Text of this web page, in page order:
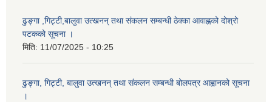
ढुङ्गा ,गिट्टी,बालुवा उत्खनन् तथा संकलन सम्बन्धी ठेक्का आवाह्नको दोश्रो
पटकको सूचना ।
मिति: 11/07/2025 - 10:25
ढुङ्गा, गिट्टी, बालुवा उत्खनन् तथा संकलन सम्बन्धी बोलपत्र आह्वानको सूचना
।